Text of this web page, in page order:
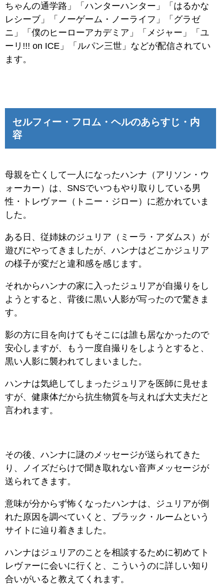
ちゃんの通学路」「ハンターハンター」「はるかな
レシーブ」「ノーゲーム・ノーライフ」「グラゼ
ニ」「僕のヒーローアカデミア」「メジャー」「ユ
ーリ!!! on ICE」「ルパン三世」などが配信されてい
ます。
セルフィー・フロム・ヘルのあらすじ・内
容
母親を亡くして一人になったハンナ（アリソン・ウ
ォーカー）は、SNSでいつもやり取りしている男
性・トレヴァー（トニー・ジロー）に惹かれていま
した。
ある日、従姉妹のジュリア（ミーラ・アダムス）が
遊びにやってきましたが、ハンナはどこかジュリア
の様子が変だと違和感を感じます。
それからハンナの家に入ったジュリアが自撮りをし
ようとすると、背後に黒い人影が写ったので驚きま
す。
影の方に目を向けてもそこには誰も居なかったので
安心しますが、もう一度自撮りをしようとすると、
黒い人影に襲われてしまいました。
ハンナは気絶してしまったジュリアを医師に見せま
すが、健康体だから抗生物質を与えれば大丈夫だと
言われます。
その後、ハンナに謎のメッセージが送られてきた
り、ノイズだらけで聞き取れない音声メッセージが
送られてきます。
意味が分からず怖くなったハンナは、ジュリアが倒
れた原因を調べていくと、ブラック・ルームという
サイトに辿り着きました。
ハンナはジュリアのことを相談するために初めてト
レヴァーに会いに行くと、こういうのに詳しい知り
合いがいると教えてくれます。